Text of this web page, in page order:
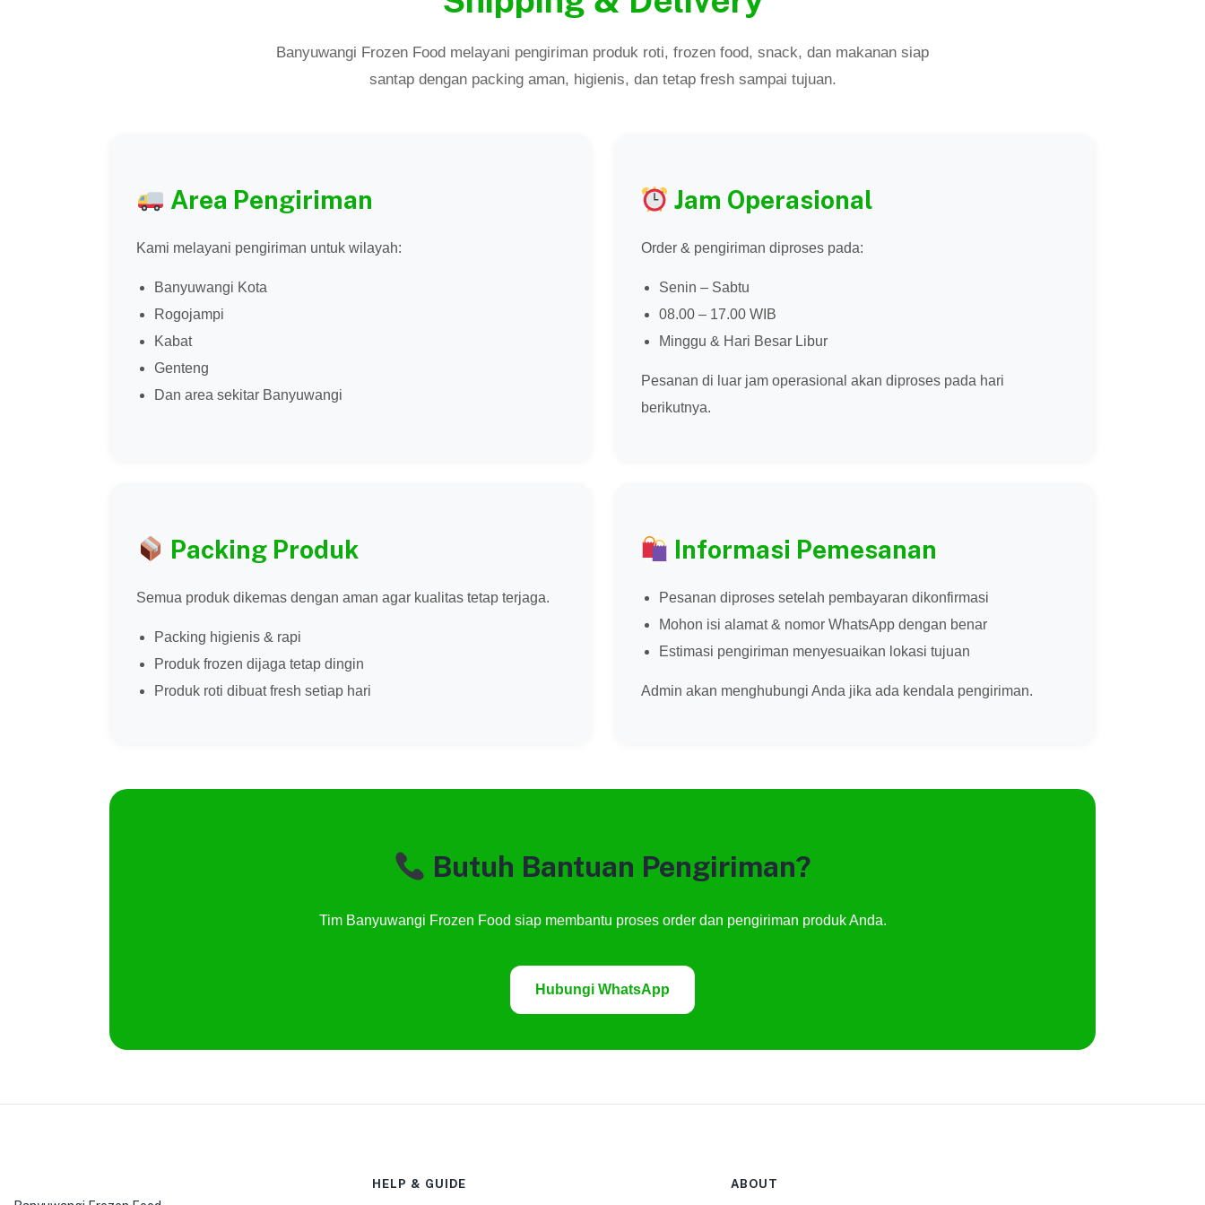
Banyuwangi Frozen Food melayani pengiriman produk roti, frozen food, snack, dan makanan siap
santap dengan packing aman, higienis, dan tetap fresh sampai tujuan.
Area Pengiriman
Kami melayani pengiriman untuk wilayah:
Banyuwangi Kota
Rogojampi
Kabat
Genteng
Dan area sekitar Banyuwangi
Jam Operasional
Order & pengiriman diproses pada:
Senin – Sabtu
08.00 – 17.00 WIB
Minggu & Hari Besar Libur
Pesanan di luar jam operasional akan diproses pada hari
berikutnya.
Packing Produk
Semua produk dikemas dengan aman agar kualitas tetap terjaga.
Packing higienis & rapi
Produk frozen dijaga tetap dingin
Produk roti dibuat fresh setiap hari
Informasi Pemesanan
Pesanan diproses setelah pembayaran dikonfirmasi
Mohon isi alamat & nomor WhatsApp dengan benar
Estimasi pengiriman menyesuaikan lokasi tujuan
Admin akan menghubungi Anda jika ada kendala pengiriman.
Butuh Bantuan Pengiriman?
Tim Banyuwangi Frozen Food siap membantu proses order dan pengiriman produk Anda.
Hubungi WhatsApp
HELP & GUIDE ABOUT